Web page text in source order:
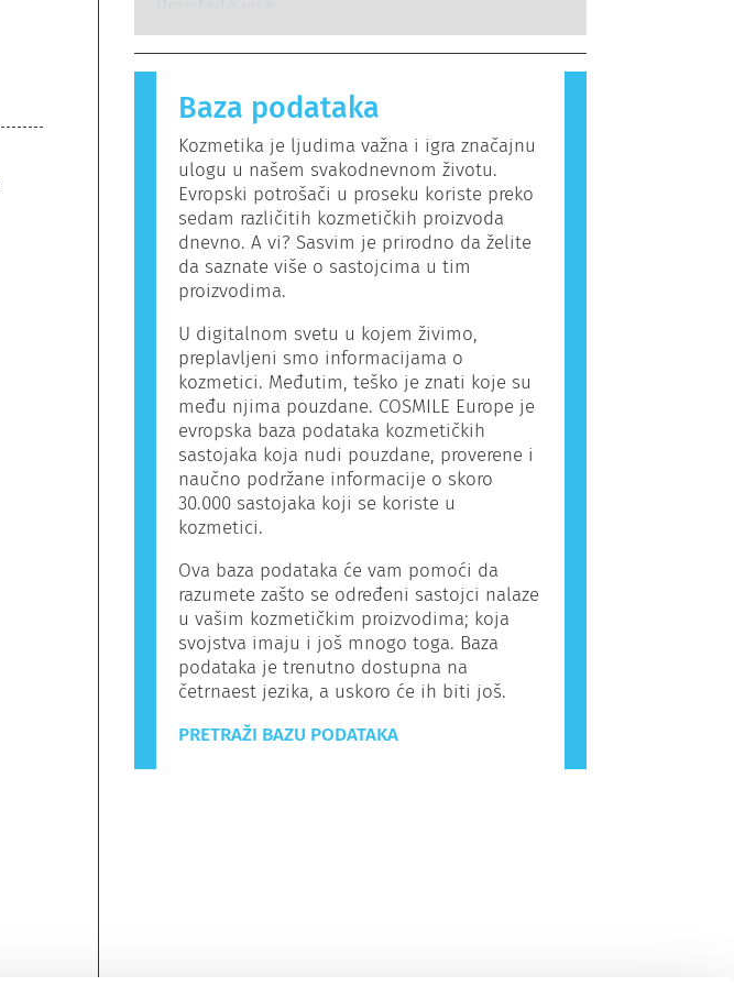
potencijalne endokrine poremećaje.
osobe reaguje na supstance koje su
bezopasne za većinu ljudi. Supstanca koja
izaziva alergijsku reakciju naziva se alergen.
Kozmetički proizvodi i proizvodi za ličnu negu
mogu da sadrže sastojke koji mogu biti
alergeni za neke ljude. To ne znači da
proizvod nije bezbedan za druge ljude.
Pročitajte više
Baza podataka
Kozmetika je ljudima važna i igra značajnu
ulogu u našem svakodnevnom životu.
Evropski potrošači u proseku koriste preko
sedam različitih kozmetičkih proizvoda
dnevno. A vi? Sasvim je prirodno da želite
da saznate više o sastojcima u tim
proizvodima.
U digitalnom svetu u kojem živimo,
preplavljeni smo informacijama o
kozmetici. Međutim, teško je znati koje su
među njima pouzdane. COSMILE Europe je
evropska baza podataka kozmetičkih
sastojaka koja nudi pouzdane, proverene i
naučno podržane informacije o skoro
30.000 sastojaka koji se koriste u
kozmetici.
Ova baza podataka će vam pomoći da
razumete zašto se određeni sastojci nalaze
u vašim kozmetičkim proizvodima; koja
svojstva imaju i još mnogo toga. Baza
podataka je trenutno dostupna na
četrnaest jezika, a uskoro će ih biti još.
PRETRAŽI BAZU PODATAKA